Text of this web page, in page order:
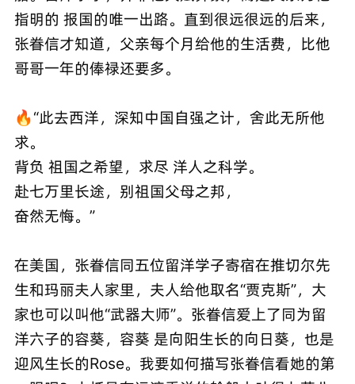
指明的 报国的唯一出路。直到很远很远的后来，
张眷信才知道，父亲每个月给他的生活费，比他
哥哥一年的俸禄还要多。
🔥“此去西洋，深知中国自强之计，舍此无所他
求。
背负 祖国之希望，求尽 洋人之科学。
赴七万里长途，别祖国父母之邦，
奋然无悔。”
在美国，张眷信同五位留洋学子寄宿在推切尔先
生和玛丽夫人家里，夫人给他取名“贾克斯”，大
家也可以叫他“武器大师”。张眷信爱上了同为留
洋六子的容葵，容葵 是向阳生长的向日葵，也是
迎风生长的Rose。我要如何描写张眷信看她的第